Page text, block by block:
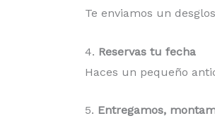
Te enviamos un
4. Reservas tu fecha
Haces un pequeño
5. Entregamos,